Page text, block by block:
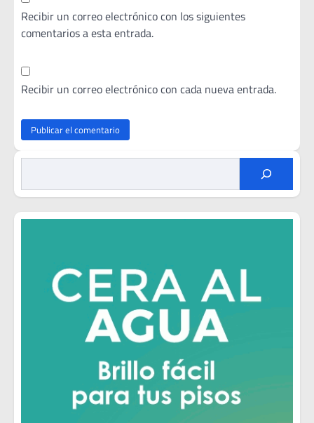
Recibir un correo electrónico con los siguientes
comentarios a esta entrada.
Recibir un correo electrónico con cada nueva entrada.